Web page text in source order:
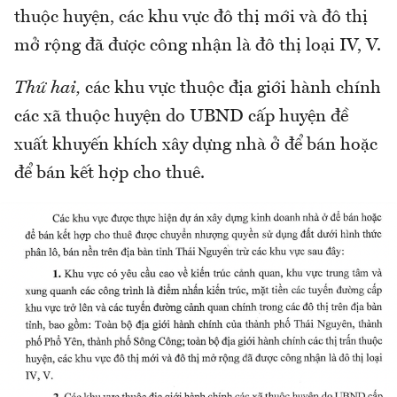
thuộc huyện, các khu vực đô thị mới và đô thị
mở rộng đã được công nhận là đô thị loại IV, V.
Thứ hai, các khu vực thuộc địa giới hành chính
các xã thuộc huyện do UBND cấp huyện đề
xuất khuyến khích xây dựng nhà ở để bán hoặc
để bán kết hợp cho thuê.